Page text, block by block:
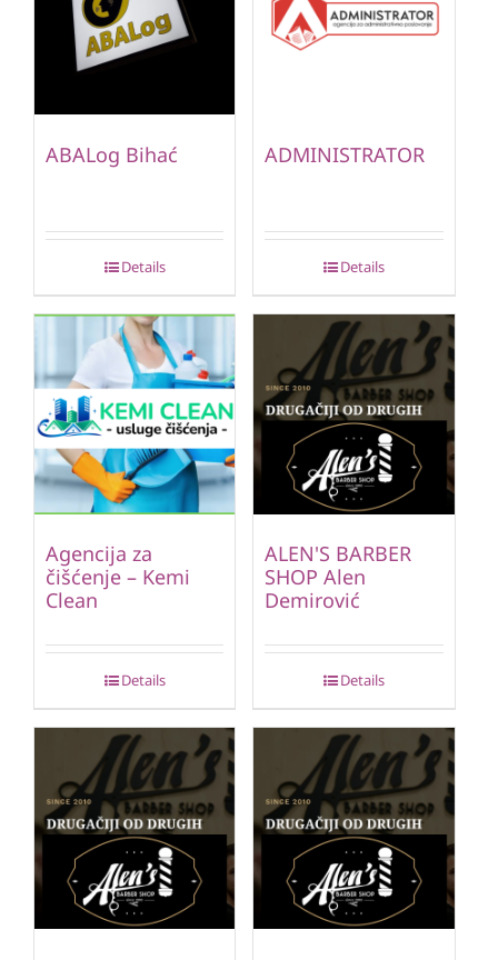
ABALog Bihać
Details
ADMINISTRATOR
Details
Agencija za
čišćenje – Kemi
Clean
Details
ALEN'S BARBER
SHOP Alen
Demirović
Details